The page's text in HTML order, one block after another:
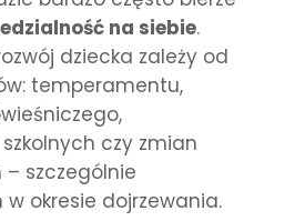
na siebie.
dziecka zależy od
temperamentu,
czy zmian
szczególnie
okresie dojrzewania.